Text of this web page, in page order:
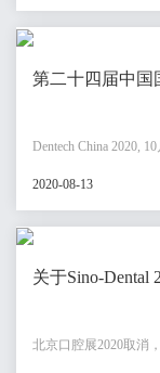
第二十四届中国
Dentech China 2020,
2020-08-13
关于Sino-Dental
北京口腔展2020取消